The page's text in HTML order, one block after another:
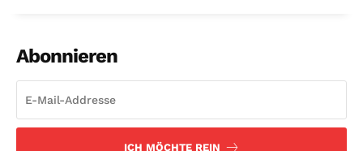
Abonnieren
ICH MÖCHTE REIN